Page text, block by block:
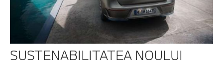
SUSTENABILITATEA NOULUI